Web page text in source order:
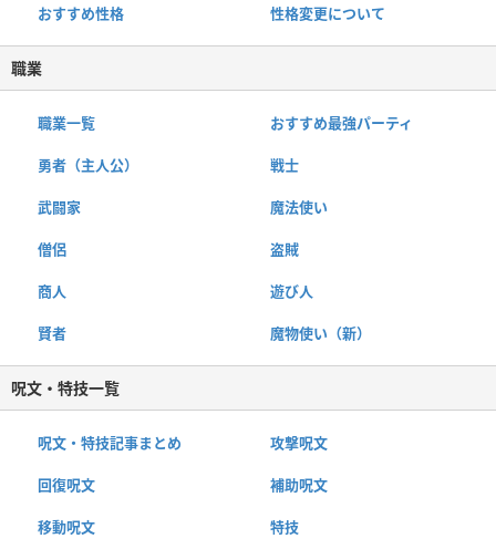
おすすめ性格 性格変更について
職業
職業一覧 おすすめ最強パーティ
勇者（主人公） 戦士
武闘家 魔法使い
僧侶 盗賊
商人 遊び人
賢者 魔物使い（新）
呪文・特技一覧
呪文・特技記事まとめ 攻撃呪文
回復呪文 補助呪文
移動呪文 特技